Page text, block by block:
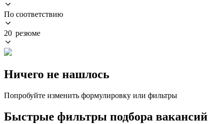
По соответствию
20 резюме
Ничего не нашлось
Попробуйте изменить формулировку или фильтры
Быстрые фильтры подбора вакансий